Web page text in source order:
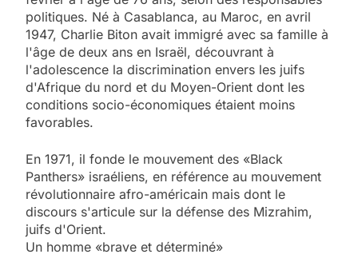
politiques. Né à Casablanca, au Maroc, en avril
1947, Charlie Biton avait immigré avec sa famille à
l'âge de deux ans en Israël, découvrant à
l'adolescence la discrimination envers les juifs
d'Afrique du nord et du Moyen-Orient dont les
conditions socio-économiques étaient moins
favorables.
En 1971, il fonde le mouvement des «Black
Panthers» israéliens, en référence au mouvement
révolutionnaire afro-américain mais dont le
discours s'articule sur la défense des Mizrahim,
juifs d'Orient.
Un homme «brave et déterminé»